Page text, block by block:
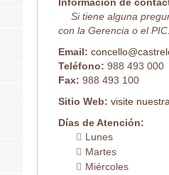
Información de
Si tiene alguna
con la Gerencia o el
Email:
Teléfono: 988 493 000
Fax: 988 493 100
Sitio Web: visite
Días de Atención:
Lunes
Martes
Miércoles